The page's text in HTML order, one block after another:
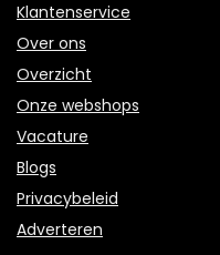
Klantenservice
Over ons
Overzicht
Onze webshops
Vacature
Blogs
Privacybeleid
Adverteren